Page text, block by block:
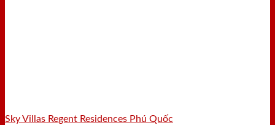
Sky Villas Regent Residences Phú Quốc